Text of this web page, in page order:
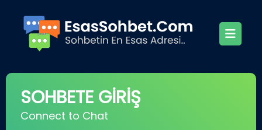
SOHBETE GİRİŞ
Connect to Chat